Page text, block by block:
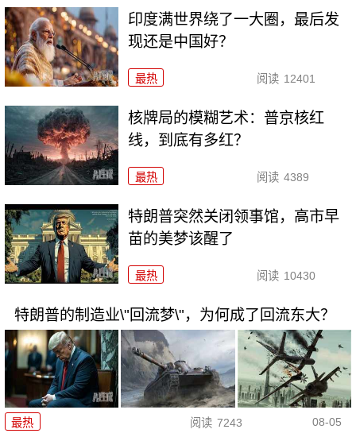
印度满世界绕了一大圈，最后发
现还是中国好？
最热 阅读 12401
核牌局的模糊艺术：普京核红
线，到底有多红？
最热 阅读 4389
特朗普突然关闭领事馆，高市早
苗的美梦该醒了
最热 阅读 10430
特朗普的制造业\"回流梦\"，为何成了回流东大？
最热 阅读 7243 08-05